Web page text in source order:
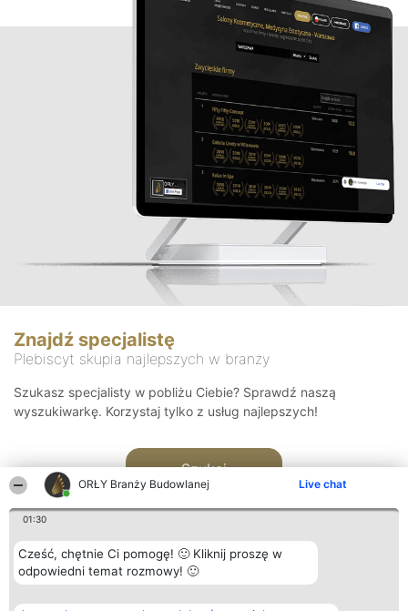
ORŁY Branży Budowlanej Live chat
01:30
Cześć, chętnie Ci pomogę! 🙂 Kliknij proszę w
odpowiedni temat rozmowy! 🙂
Znajdź specjalistę
Plebiscyt skupia najlepszych w branży
Szukasz specjalisty w pobliżu Ciebie? Sprawdź naszą
wyszukiwarkę. Korzystaj tylko z usług najlepszych!
Szukaj
Organizator plebiscytu Plebiscyt Kontakt